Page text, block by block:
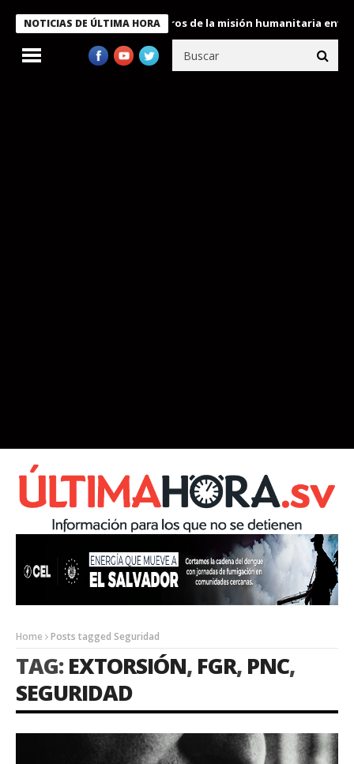
NOTICIAS DE ÚLTIMA HORA
Bukele condecora a miembros de la misión humanitaria enviada a
Home Posts tagged Seguridad
TAG:EXTORSIÓN, FGR, PNC,
SEGURIDAD